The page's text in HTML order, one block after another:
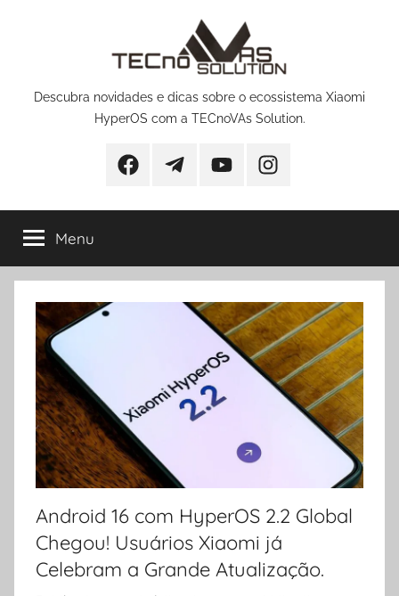
Descubra novidades e dicas sobre o ecossistema Xiaomi
HyperOS com a TECnoVAs Solution.
FacebookTelegramYouTubeInstagram
Menu
Android 16 com HyperOS 2.2 Global
Chegou! Usuários Xiaomi já
Celebram a Grande Atualização.